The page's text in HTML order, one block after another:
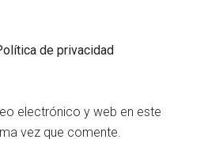
de privacidad
electrónico y web en este
vez que comente.